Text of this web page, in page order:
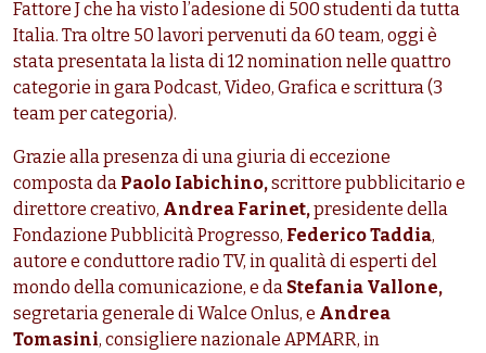
Fattore J che ha visto l’adesione di 500 studenti da tutta
Italia. Tra oltre 50 lavori pervenuti da 60 team, oggi è
stata presentata la lista di 12 nomination nelle quattro
categorie in gara Podcast, Video, Grafica e scrittura (3
team per categoria).
Grazie alla presenza di una giuria di eccezione
composta da Paolo Iabichino, scrittore pubblicitario e
direttore creativo, Andrea Farinet, presidente della
Fondazione Pubblicità Progresso, Federico Taddia,
autore e conduttore radio TV, in qualità di esperti del
mondo della comunicazione, e da Stefania Vallone,
segretaria generale di Walce Onlus, e Andrea
Tomasini, consigliere nazionale APMARR, in